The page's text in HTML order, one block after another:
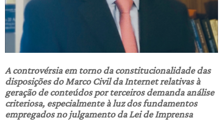
A controvérsia em torno da constitucionalidade das
disposições do Marco Civil da Internet relativas à
geração de conteúdos por terceiros demanda análise
criteriosa, especialmente à luz dos fundamentos
empregados no julgamento da Lei de Imprensa